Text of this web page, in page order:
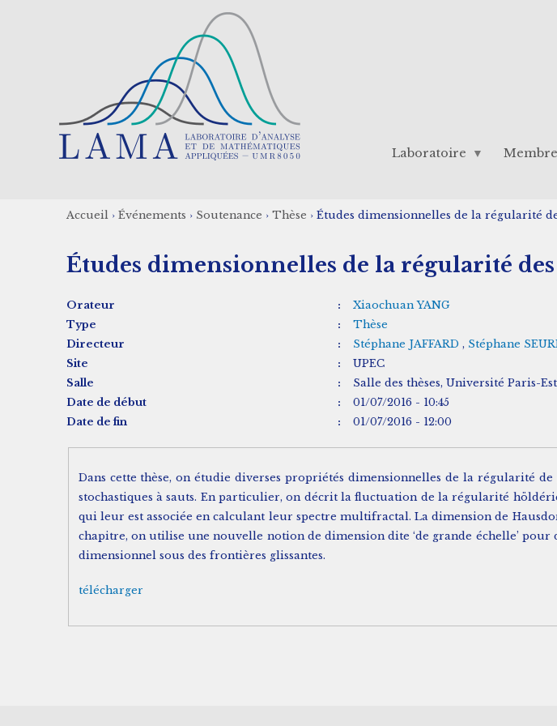
Laboratoire
d'Ariane
Accueil › Événements › Soutenance › Thèse › Études dimensionnelles de la régularité
Études dimensionnelles de la régularité
Orateur :
Xiaochuan YANG
Type
:
Thèse
Directeur
: Stéphane JAFFARD , Stéphane
Site
:
UPEC
Salle
:
Salle des thèses, Université Paris-
Date de début
:
01/07/2016 - 10:45
Date de fin
: 01/07/2016 - 12:00
Dans cette thèse, on étudie diverses propriétés dimensionnelles de la régularité
stochastiques à sauts. En particulier, on décrit la fluctuation de la régularité
qui leur est associée en calculant leur spectre multifractal. La dimension de
chapitre, on utilise une nouvelle notion de dimension dite ‘de grande échelle’
dimensionnel sous des frontières glissantes.
télécharger